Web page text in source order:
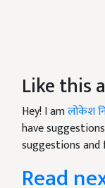
Like this
Hey! I amलोकेश
have
suggestions and
Read